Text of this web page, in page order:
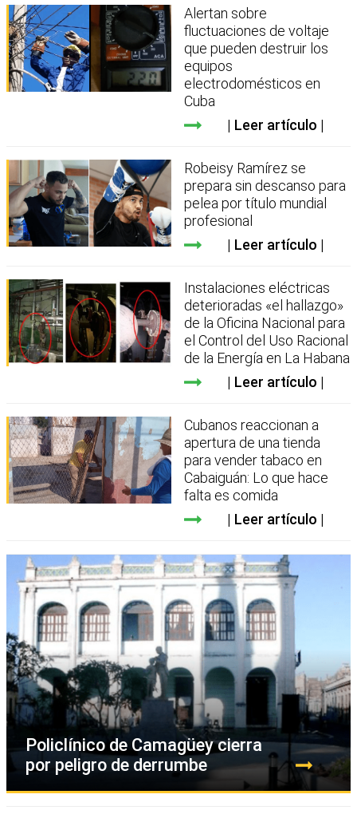
Alertan sobre
fluctuaciones de voltaje
que pueden destruir los
equipos
electrodomésticos en
Cuba
Leer artículo
Robeisy Ramírez se
prepara sin descanso para
pelea por título mundial
profesional
Leer artículo
Instalaciones eléctricas
deterioradas «el hallazgo»
de la Oficina Nacional para
el Control del Uso Racional
de la Energía en La Habana
Leer artículo
Cubanos reaccionan a
apertura de una tienda
para vender tabaco en
Cabaiguán: Lo que hace
falta es comida
Leer artículo
Policlínico de Camagüey cierra
por peligro de derrumbe